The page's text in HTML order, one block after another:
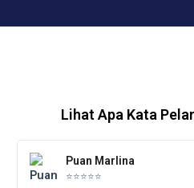
Lihat Apa Kata
Puan Marlina
⭐⭐⭐⭐⭐